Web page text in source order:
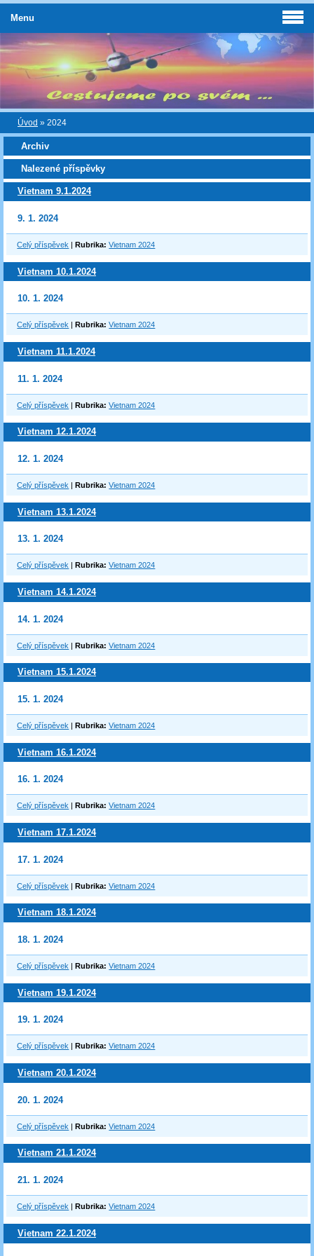
Úvod » 2024
Archiv
Nalezené příspěvky
Vietnam 9.1.2024
9. 1. 2024
Celý příspěvek |Rubrika: Vietnam 2024
Vietnam 10.1.2024
10. 1. 2024
Celý příspěvek Rubrika: Vietnam 2024
Vietnam 11.1.2024
11. 1. 2024
Celý příspěvek |Rubrika: Vietnam 2024
Vietnam 12.1.2024
12. 1. 2024
Celý příspěvek |Rubrika: Vietnam 2024
Vietnam 13.1.2024
13. 1. 2024
Celý příspěvek Rubrika: Vietnam 2024
Vietnam 14.1.2024
14. 1. 2024
Celý příspěvek |Rubrika: Vietnam 2024
Vietnam 15.1.2024
15. 1. 2024
Celý příspěvek |Rubrika: Vietnam 2024
Vietnam 16.1.2024
16. 1. 2024
Celý příspěvek Rubrika: Vietnam 2024
Vietnam 17.1.2024
17. 1. 2024
Celý příspěvek |Rubrika: Vietnam 2024
Vietnam 18.1.2024
18. 1. 2024
Celý příspěvek |Rubrika: Vietnam 2024
Vietnam 19.1.2024
19. 1. 2024
Celý příspěvek Rubrika: Vietnam 2024
Vietnam 20.1.2024
20. 1. 2024
Celý příspěvek |Rubrika: Vietnam 2024
Vietnam 21.1.2024
21. 1. 2024
Celý příspěvek |Rubrika: Vietnam 2024
Vietnam 22.1.2024
Menu